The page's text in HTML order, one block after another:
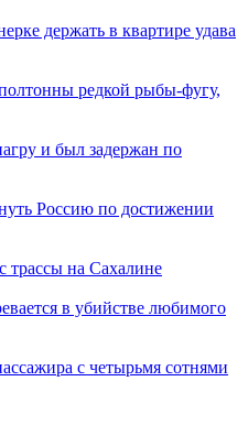
держать в квартире удава
редкой рыбы-фугу,
и был задержан по
Россию по достижении
трассы на Сахалине
в убийстве любимого
с четырьмя сотнями